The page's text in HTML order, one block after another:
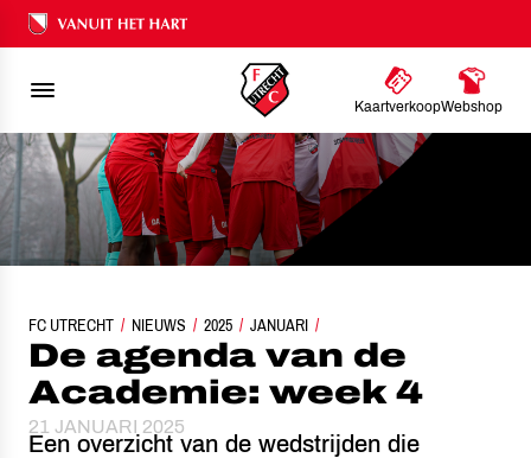
Ons nalatenschap
KaartverkoopWebshop
FC UTRECHT NIEUWS 2025 JANUARI
DE AGENDA VAN DE ACADEMIE: WEEK 4
De agenda van de
Academie: week 4
21 JANUARI 2025
Een overzicht van de wedstrijden die